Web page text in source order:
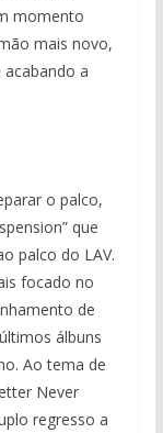
momento
mais novo,
a
o palco,
que
palco do LAV.
focado no
de
álbuns
Ao tema de
Never
regresso a